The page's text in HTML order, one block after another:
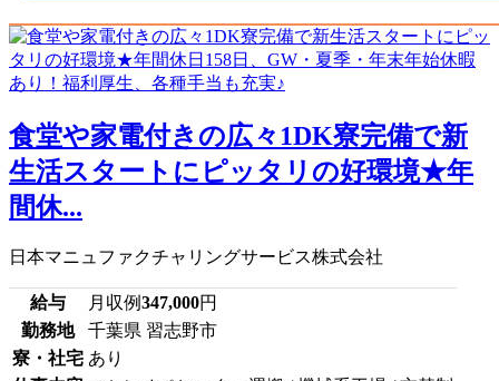
食堂や家電付きの広々1DK寮完備で新
生活スタートにピッタリの好環境★年
間休...
日本マニュファクチャリングサービス株式会社
給与 月収例347,000円
勤務地
千葉県 習志野市
寮・社宅 あり